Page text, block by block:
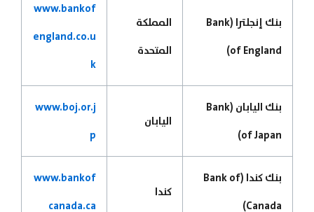
بنك إنجلترا (Bank
of England)
المملكة
المتحدة
www.bankof
england.co.u
k
بنك اليابان (Bank
of Japan)
اليابان
www.boj.or.j
p
بنك كندا (Bank of
Canada)
كندا
www.bankof
canada.ca